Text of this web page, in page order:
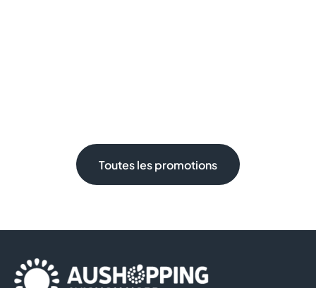
Toutes les promotions